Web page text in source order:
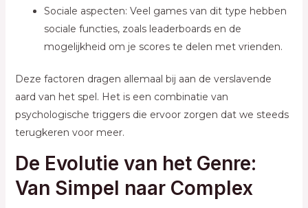
Sociale aspecten: Veel games van dit type hebben
sociale functies, zoals leaderboards en de
mogelijkheid om je scores te delen met vrienden.
Deze factoren dragen allemaal bij aan de verslavende
aard van het spel. Het is een combinatie van
psychologische triggers die ervoor zorgen dat we steeds
terugkeren voor meer.
De Evolutie van het Genre:
Van Simpel naar Complex